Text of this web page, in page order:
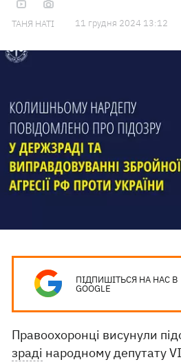
ТАНЯ НАТІ 11 грудня 2024 13:12
ПІДПИШІТЬСЯ НА НАС В
GOOGLE
Правоохоронці висунули
зраді народному депутату